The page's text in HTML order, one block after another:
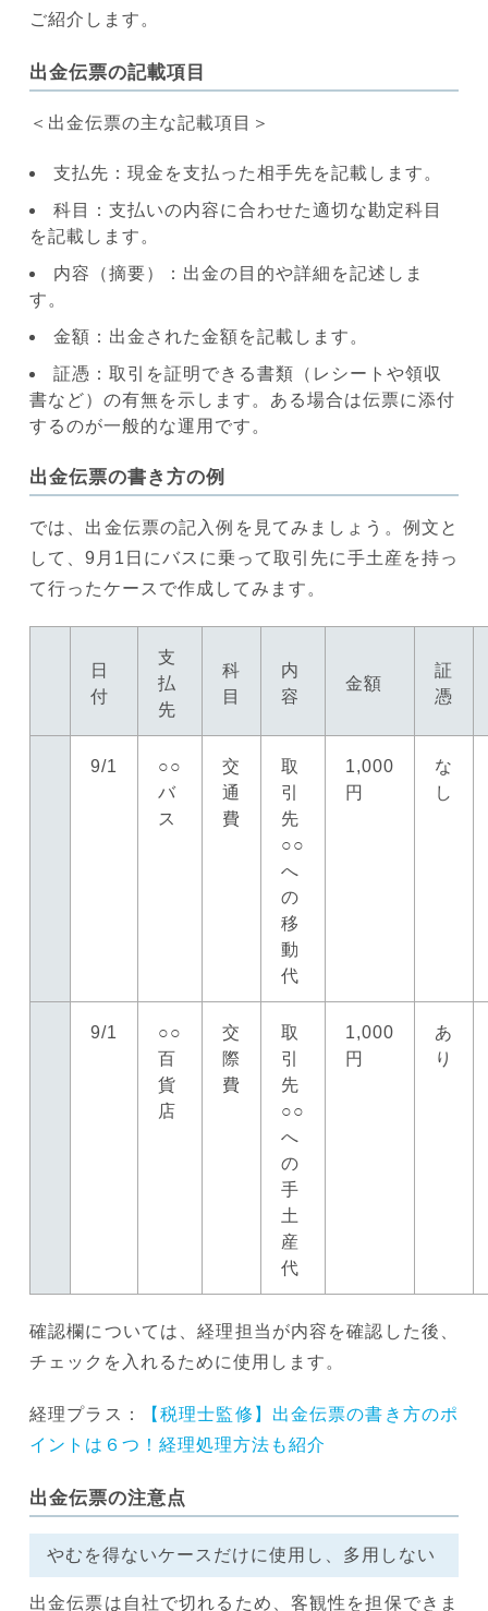
ご紹介します。
出金伝票の記載項目
＜出金伝票の主な記載項目＞
支払先：現金を支払った相手先を記載します。
科目：支払いの内容に合わせた適切な勘定科目
を記載します。
内容（摘要）：出金の目的や詳細を記述しま
す。
金額：出金された金額を記載します。
証憑：取引を証明できる書類（レシートや領収
書など）の有無を示します。ある場合は伝票に添付
するのが一般的な運用です。
出金伝票の書き方の例
では、出金伝票の記入例を見てみましょう。例文と
して、9月1日にバスに乗って取引先に手土産を持っ
て行ったケースで作成してみます。
日
付
支
払
先
科
目
内
容
金額
証
憑
9/1
○○
バ
ス
交
通
費
取
引
先
○○
へ
の
移
動
代
1,000
円
な
し
9/1
○○
百
貨
店
交
際
費
取
引
先
○○
へ
の
手
土
産
代
1,000
円
あ
り
確認欄については、経理担当が内容を確認した後、
チェックを入れるために使用します。
経理プラス：
【税理士監修】出金伝票の書き方のポ
イントは６つ！経理処理方法も紹介
出金伝票の注意点
やむを得ないケースだけに使用し、多用しない
出金伝票は自社で切れるため、客観性を担保できま